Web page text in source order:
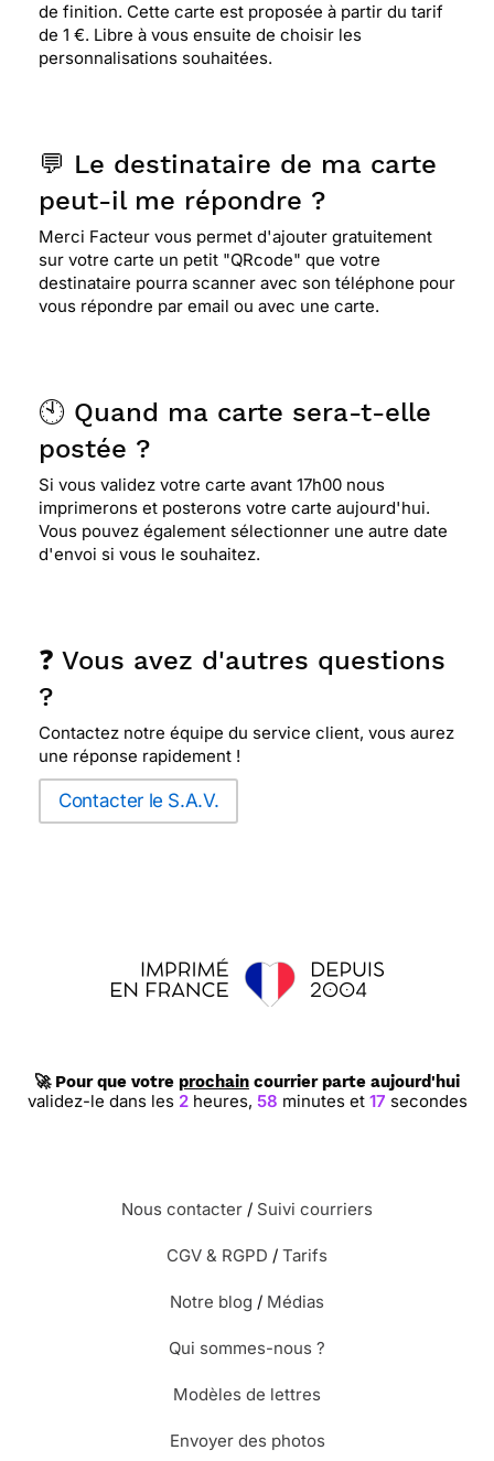
de finition. Cette carte est proposée à partir du tarif
de 1 €. Libre à vous ensuite de choisir les
personnalisations souhaitées.
💬 Le destinataire de ma carte
peut-il me répondre ?
Merci Facteur vous permet d'ajouter gratuitement
sur votre carte un petit "QRcode" que votre
destinataire pourra scanner avec son téléphone pour
vous répondre par email ou avec une carte.
🕙 Quand ma carte sera-t-elle
postée ?
Si vous validez votre carte avant 17h00 nous
imprimerons et posterons votre carte aujourd'hui.
Vous pouvez également sélectionner une autre date
d'envoi si vous le souhaitez.
❓ Vous avez d'autres questions
?
Contactez notre équipe du service client, vous aurez
une réponse rapidement !
Contacter le S.A.V.
🚀 Pour que votre prochain courrier parte aujourd'hui
validez-le dans les 2heures, 58 minutes et 16 secondes
Nous contacter / Suivi courriers
CGV & RGPD / Tarifs
Notre blog / Médias
Qui sommes-nous ?
Modèles de lettres
Envoyer des photos